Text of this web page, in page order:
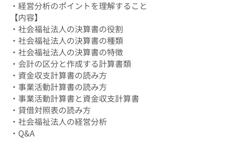
・経営分析のポイントを理解すること
【内容】
・社会福祉法人の決算書の役割
・社会福祉法人の決算書の種類
・社会福祉法人の決算書の特徴
・会計の区分と作成する計算書類
・資金収支計算書の読み方
・事業活動計算書の読み方
・事業活動計算書と資金収支計算書
・貸借対照表の読み方
・社会福祉法人の経営分析
・Q&A